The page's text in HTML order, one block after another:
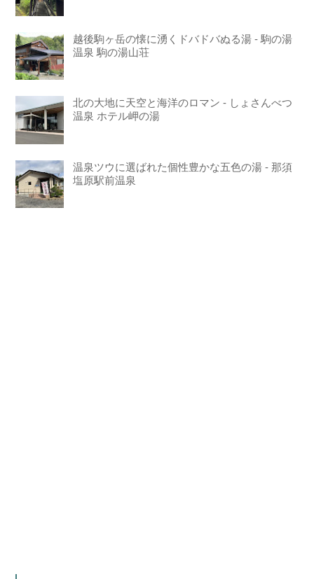
越後駒ヶ岳の懐に湧くドバドバぬる湯 - 駒の湯
温泉 駒の湯山荘
北の大地に天空と海洋のロマン - しょさんべつ
温泉 ホテル岬の湯
温泉ツウに選ばれた個性豊かな五色の湯 - 那須
塩原駅前温泉